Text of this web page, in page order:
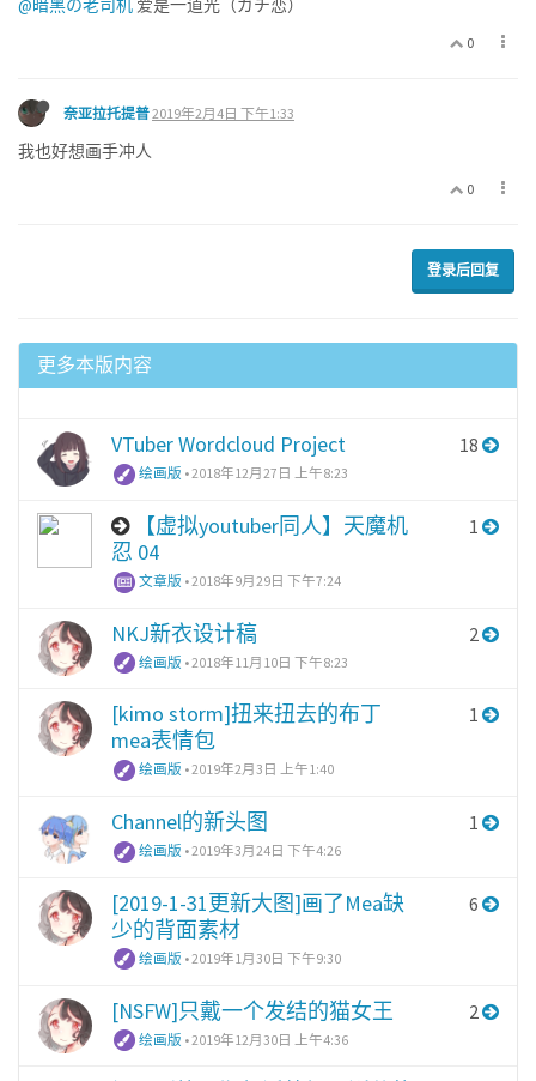
@暗黑の老司机 爱是一道光（ガチ恋）
0
奈亚拉托提普2019年2月4日 下午1:33
我也好想画手冲人
0
登录后回复
更多本版内容
VTuber Wordcloud Project
绘画版 •2018年12月27日 上午8:23
18
【虚拟youtuber同人】天魔机
忍 04
文章版 •2018年9月29日 下午7:24
1
NKJ新衣设计稿
绘画版 •2018年11月10日 下午8:23
2
[kimo storm]扭来扭去的布丁
mea表情包
绘画版 •2019年2月3日 上午1:40
1
Channel的新头图
绘画版 •2019年3月24日 下午4:26
1
[2019-1-31更新大图]画了Mea缺
少的背面素材
绘画版 •2019年1月30日 下午9:30
6
[NSFW]只戴一个发结的猫女王
绘画版 •2019年12月30日 上午4:36
2